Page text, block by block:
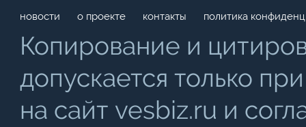
новости о проекте контакты политика
Копирование и
допускается только
на сайт vesbiz.ru и